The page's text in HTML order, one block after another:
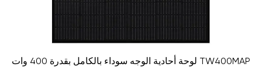
لوحة أحادية الوجه سوداء بالكامل بقدرة 400 وات TW400MAP